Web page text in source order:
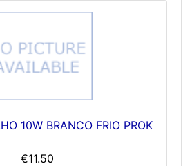
10W BRANCO FRIO PROK
€11.50